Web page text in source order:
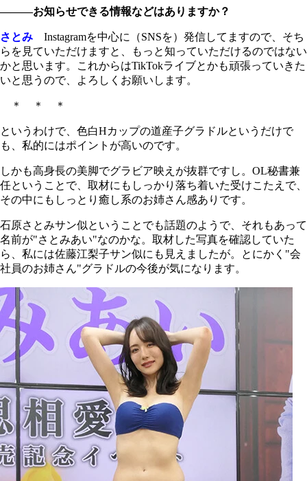
―――お知らせできる情報などはありますか？
さとみ Instagramを中心に（SNSを）発信してますので、そち
らを見ていただけますと、もっと知っていただけるのではない
かと思います。これからはTikTokライブとかも頑張っていきた
いと思うので、よろしくお願いします。
＊ ＊ ＊
というわけで、色白Hカップの道産子グラドルというだけで
も、私的にはポイントが高いのです。
しかも高身長の美脚でグラビア映えが抜群ですし。OL秘書兼
任ということで、取材にもしっかり落ち着いた受けこたえで、
その中にもしっとり癒し系のお姉さん感ありです。
石原さとみサン似ということでも話題のようで、それもあって
名前が"さとみあい"なのかな。取材した写真を確認していた
ら、私には佐藤江梨子サン似にも見えましたが。とにかく"会
社員のお姉さん"グラドルの今後が気になります。